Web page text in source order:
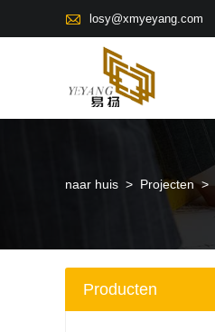
 losy@xmyeyang.com
naar huis > Projecten >
Producten